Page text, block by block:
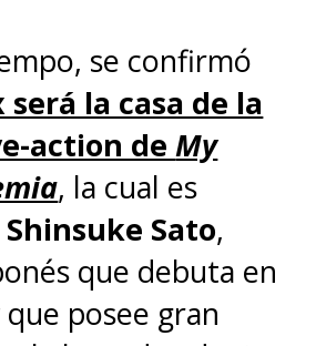
se confirmó
la casa de la
action deMy
, la cual es
Shinsuke Sato,
que debuta en
posee gran